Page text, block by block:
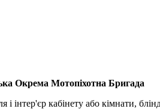
Окрема Мотопіхотна Бригада
і інтер'єр кабінету або кімнати,